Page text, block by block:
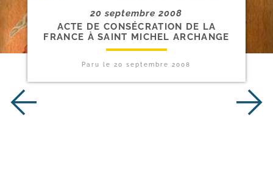
20 septembre 2008
ACTE DE CONSÉCRATION DE LA
FRANCE À SAINT MICHEL ARCHANGE
Paru le20 septembre 2008